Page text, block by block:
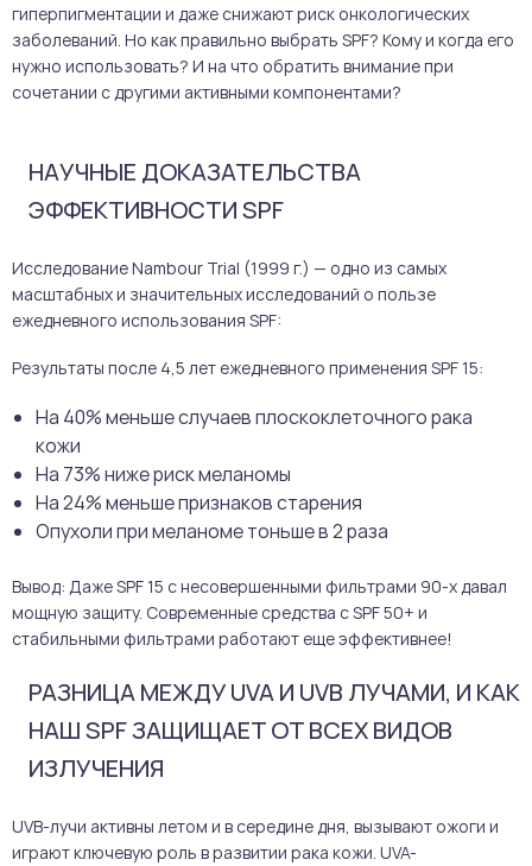
гиперпигментации и даже снижают риск онкологических
заболеваний. Но как правильно выбрать SPF? Кому и когда его
нужно использовать? И на что обратить внимание при
сочетании с другими активными компонентами?
НАУЧНЫЕ ДОКАЗАТЕЛЬСТВА
ЭФФЕКТИВНОСТИ SPF
Исследование Nambour Trial (1999 г.) — одно из самых
масштабных и значительных исследований о пользе
ежедневного использования SPF:
Результаты после 4,5 лет ежедневного применения SPF 15:
На 40% меньше случаев плоскоклеточного рака
кожи
На 73% ниже риск меланомы
На 24% меньше признаков старения
Опухоли при меланоме тоньше в 2 раза
Вывод: Даже SPF 15 с несовершенными фильтрами 90-х давал
мощную защиту. Современные средства с SPF 50+ и
стабильными фильтрами работают еще эффективнее!
РАЗНИЦА МЕЖДУ UVA И UVB ЛУЧАМИ, И КАК
НАШ SPF ЗАЩИЩАЕТ ОТ ВСЕХ ВИДОВ
ИЗЛУЧЕНИЯ
UVB-лучи активны летом и в середине дня, вызывают ожоги и
играют ключевую роль в развитии рака кожи. UVA-